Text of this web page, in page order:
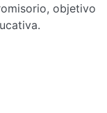
objetivo